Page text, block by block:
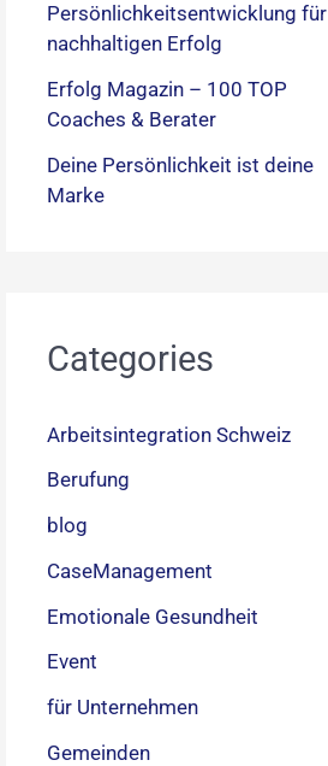
Persönlichkeitsentwicklung für
nachhaltigen Erfolg
Erfolg Magazin – 100 TOP
Coaches & Berater
Deine Persönlichkeit ist deine
Marke
Categories
Arbeitsintegration Schweiz
Berufung
blog
CaseManagement
Emotionale Gesundheit
Event
für Unternehmen
Gemeinden